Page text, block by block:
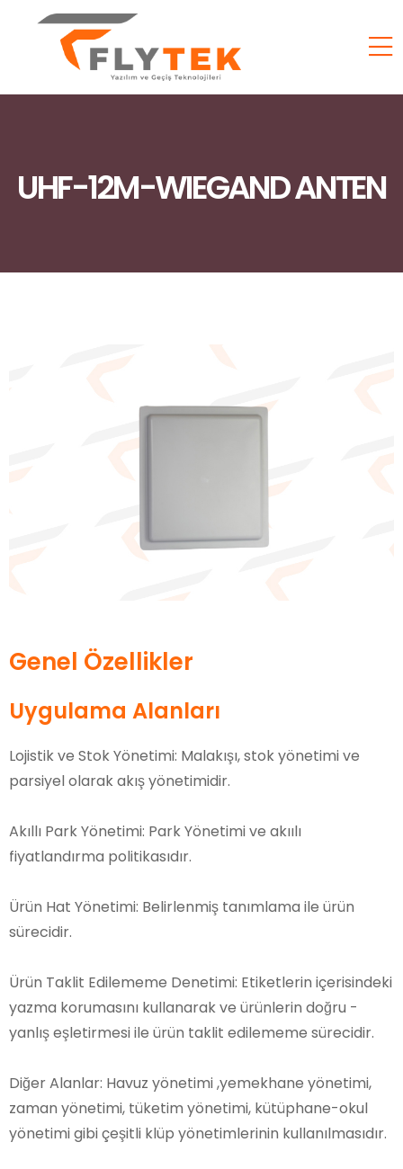
UHF-12M-WIEGAND ANTEN
Genel Özellikler
Uygulama Alanları
Lojistik ve Stok Yönetimi: Malakışı, stok yönetimi ve
parsiyel olarak akış yönetimidir.
Akıllı Park Yönetimi: Park Yönetimi ve akıılı
fiyatlandırma politikasıdır.
Ürün Hat Yönetimi: Belirlenmiş tanımlama ile ürün
sürecidir.
Ürün Taklit Edilememe Denetimi: Etiketlerin içerisindeki
yazma korumasını kullanarak ve ürünlerin doğru -
yanlış eşletirmesi ile ürün taklit edilememe sürecidir.
Diğer Alanlar: Havuz yönetimi ,yemekhane yönetimi,
zaman yönetimi, tüketim yönetimi, kütüphane-okul
yönetimi gibi çeşitli klüp yönetimlerinin kullanılmasıdır.